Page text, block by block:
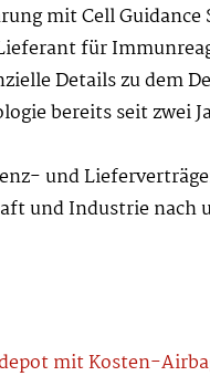
mit Cell
für
Details zu dem
bereits seit zwei
und
und Industrie
mit Kosten-